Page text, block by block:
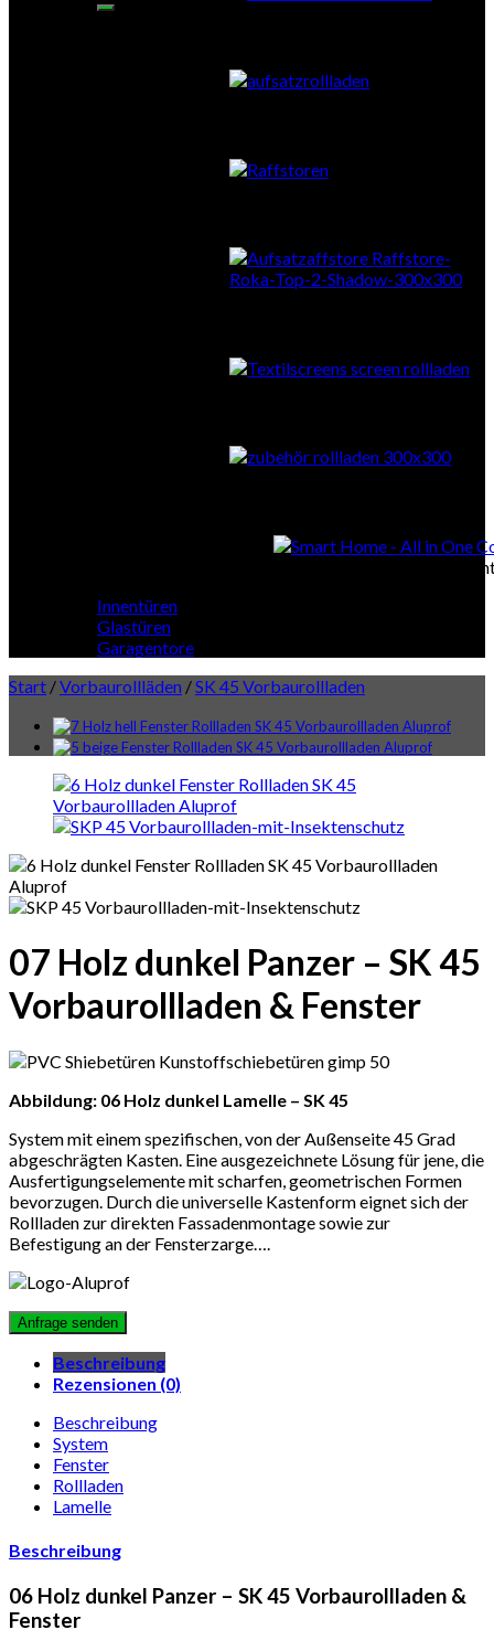
Smart Home - All in One
Innentüren
Glastüren
Garagentore
Start /Vorbaurollläden /SK 45 Vorbaurollladen
07 Holz dunkel Panzer – SK 45
Vorbaurollladen & Fenster
Abbildung: 06 Holz dunkel Lamelle – SK 45
System mit einem spezifischen, von der Außenseite 45 Grad
abgeschrägten Kasten. Eine ausgezeichnete Lösung für jene, die
Ausfertigungselemente mit scharfen, geometrischen Formen
bevorzugen. Durch die universelle Kastenform eignet sich der
Rollladen zur direkten Fassadenmontage sowie zur
Befestigung an der Fensterzarge….
Beschreibung
Rezensionen (0)
Beschreibung
System
Fenster
Rollladen
Lamelle
Beschreibung
06 Holz dunkel Panzer – SK 45 Vorbaurollladen &
Fenster